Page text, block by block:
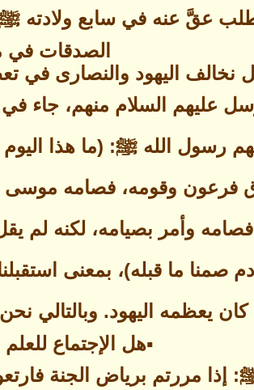
عقَّ عنه في سابع ولادته ﷺ،
الصدقات في
نخالف اليهود والنصارى في
عليهم السلام منهم، جاء
رسول الله ﷺ: (ما هذا
فرعون وقومه، فصامه
وأمر بصيامه، لكنه لم
صمنا ما قبله)، بمعنى
كان يعظمه اليهود. وبالتالي
▪هل الإجتماع
إذا مررتم برياض الجنة